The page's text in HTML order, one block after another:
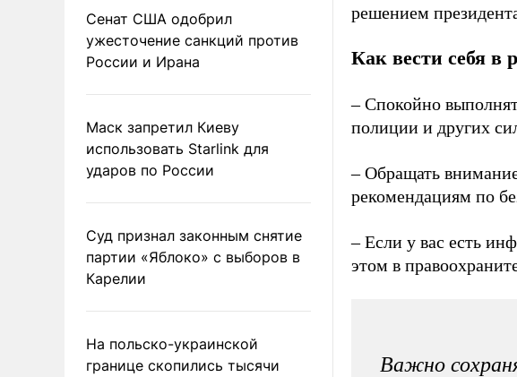
Сенат США одобрил
ужесточение санкций против
России и Ирана
Маск запретил Киеву
использовать Starlink для
ударов по России
Суд признал законным снятие
партии «Яблоко» с выборов в
Карелии
На польско-украинской
границе скопились тысячи
решением
Как вести себя
– Спокойно
полиции и других
– Обращать
рекомендациям по
– Если у вас есть
этом в
Важно